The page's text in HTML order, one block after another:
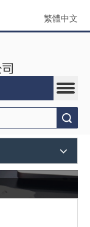
繁體中文